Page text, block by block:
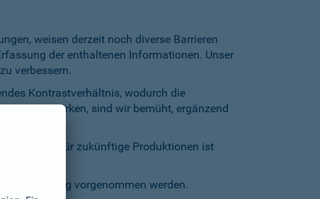
weisen derzeit noch diverse Barrieren
der enthaltenen Informationen. Unser
verbessern.
Kontrastverhältnis, wodurch die
sind wir bemüht, ergänzend
Für zukünftige Produktionen ist
vorgenommen werden.